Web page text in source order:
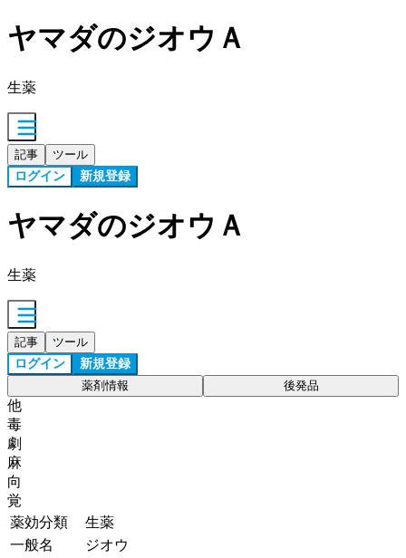
ヤマダのジオウＡ
生薬
記事 ツール
ログイン 新規登録
ヤマダのジオウＡ
生薬
記事 ツール
ログイン 新規登録
薬剤情報 後発品
他
毒
劇
麻
向
覚
薬効分類
生薬
一般名
ジオウ